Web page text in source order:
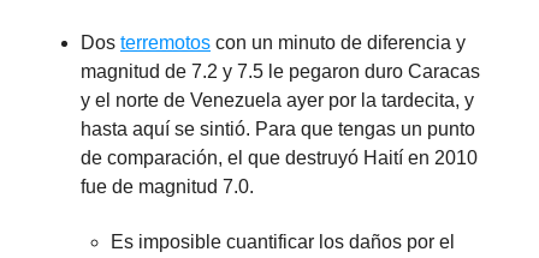
Dos terremotos con un minuto de diferencia y
magnitud de 7.2 y 7.5 le pegaron duro Caracas
y el norte de Venezuela ayer por la tardecita, y
hasta aquí se sintió. Para que tengas un punto
de comparación, el que destruyó Haití en 2010
fue de magnitud 7.0.
Es imposible cuantificar los daños por el